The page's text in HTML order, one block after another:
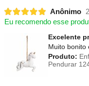
Anônimo
Eu recomendo esse
Excelente
Muito bonito
Produto:
Pendurar